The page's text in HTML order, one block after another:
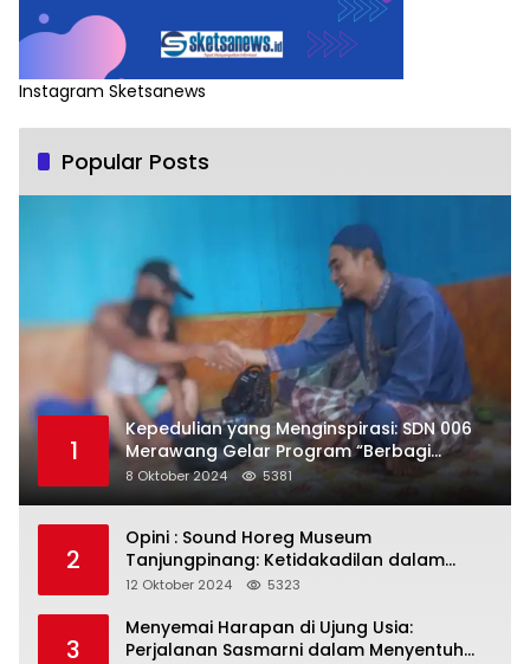
Instagram Sketsanews
Popular Posts
1
Kepedulian yang Menginspirasi: SDN 006
Merawang Gelar Program “Berbagi
Segenggam Beras”
8 Oktober 2024 5381
2
Opini : Sound Horeg Museum
Tanjungpinang: Ketidakadilan dalam
Representasi
12 Oktober 2024 5323
3
Menyemai Harapan di Ujung Usia:
Perjalanan Sasmarni dalam Menyentuh